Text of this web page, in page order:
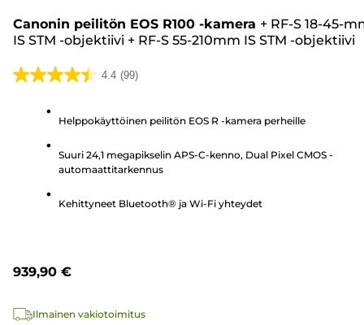
Canonin peilitön EOS R100 -kamera + RF-S 18-45-
IS STM -objektiivi + RF-S 55-210mm IS STM -objektiivi
4.4 (99)
4.4/5
arvostelua
Helppokäyttöinen peilitön EOS R -kamera perheille
Suuri 24,1 megapikselin APS-C-kenno, Dual Pixel CMOS -
automaattitarkennus
Kehittyneet Bluetooth® ja Wi-Fi yhteydet
939,90 €
Ilmainen vakiotoimitus